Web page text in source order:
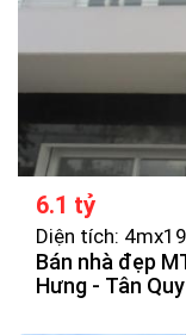
6.1 tỷ
Diện tích:
Bán nhà đẹp
Hưng - Tân